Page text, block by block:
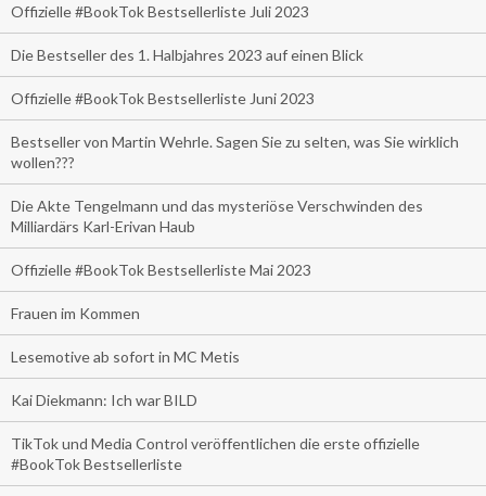
Offizielle #BookTok Bestsellerliste Juli 2023
Die Bestseller des 1. Halbjahres 2023 auf einen Blick
Offizielle #BookTok Bestsellerliste Juni 2023
Bestseller von Martin Wehrle. Sagen Sie zu selten, was Sie wirklich
wollen???
Die Akte Tengelmann und das mysteriöse Verschwinden des
Milliardärs Karl-Erivan Haub
Offizielle #BookTok Bestsellerliste Mai 2023
Frauen im Kommen
Lesemotive ab sofort in MC Metis
Kai Diekmann: Ich war BILD
TikTok und Media Control veröffentlichen die erste offizielle
#BookTok Bestsellerliste